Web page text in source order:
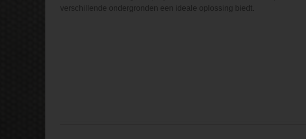
verschillende ondergronden een ideale oplossing biedt.